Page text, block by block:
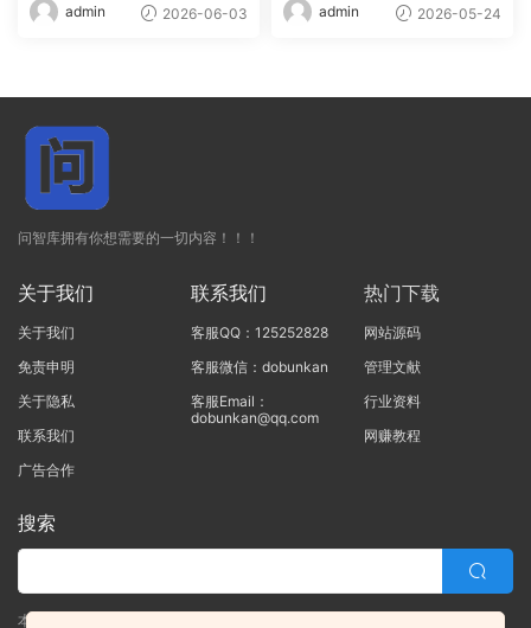
admin 2026-06-03 admin 2026-05-24
问智库拥有你想需要的一切内容！！！
关于我们
关于我们
免责申明
关于隐私
联系我们
广告合作
联系我们
客服QQ：125252828
客服微信：dobunkan
客服Email：
dobunkan@qq.com
热门下载
网站源码
管理文献
行业资料
网赚教程
搜索
本站的所有资源均由本站的站长及合作伙伴整理发布，80%的内容为合作伙伴